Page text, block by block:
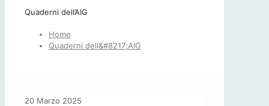
Quaderni dell’AIG
Home
Quaderni dell&#8217;AIG
20 Marzo 2025